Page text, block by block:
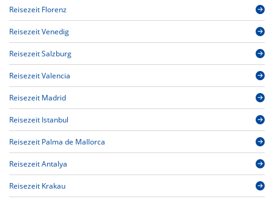
Reisezeit Florenz
Reisezeit Venedig
Reisezeit Salzburg
Reisezeit Valencia
Reisezeit Madrid
Reisezeit Istanbul
Reisezeit Palma de Mallorca
Reisezeit Antalya
Reisezeit Krakau